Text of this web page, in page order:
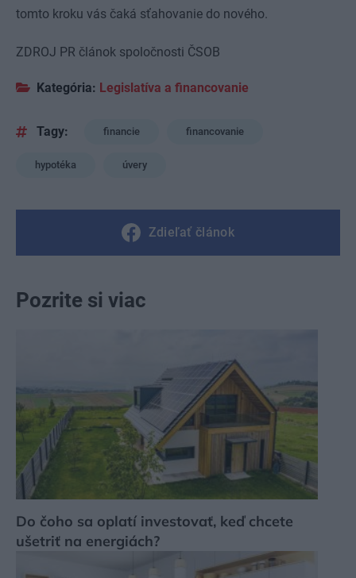
tomto kroku vás čaká sťahovanie do nového.
ZDROJ PR článok spoločnosti ČSOB
Kategória: Legislatíva a financovanie
Tagy: financie financovanie
hypotéka úvery
Zdieľať článok
Pozrite si viac
Do čoho sa oplatí investovať, keď chcete
ušetriť na energiách?